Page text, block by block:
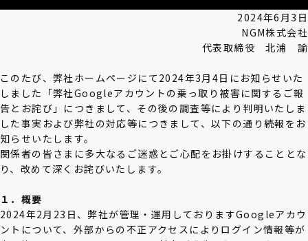
2024年6月3日
NGM株式会社
代表取締役 北浦 諭
このたび、弊社ホームページにて2024年3月4日にお知らせいた
しました「弊社Googleアカウントの乗っ取り被害に関するご報
告とお詫び」につきまして、その後の調査等により判明いたしま
した事実および弊社の対応等につきまして、以下の通り続報をお
知らせいたします。
関係者の皆さまに多大なるご迷惑とご心配をお掛けすることとな
り、改めて深くお詫びいたします。
１．概要
2024年2月23日、弊社が管理・運用しておりますGoogleアカウ
ントについて、外部からの不正アクセスによりログイン情報等が